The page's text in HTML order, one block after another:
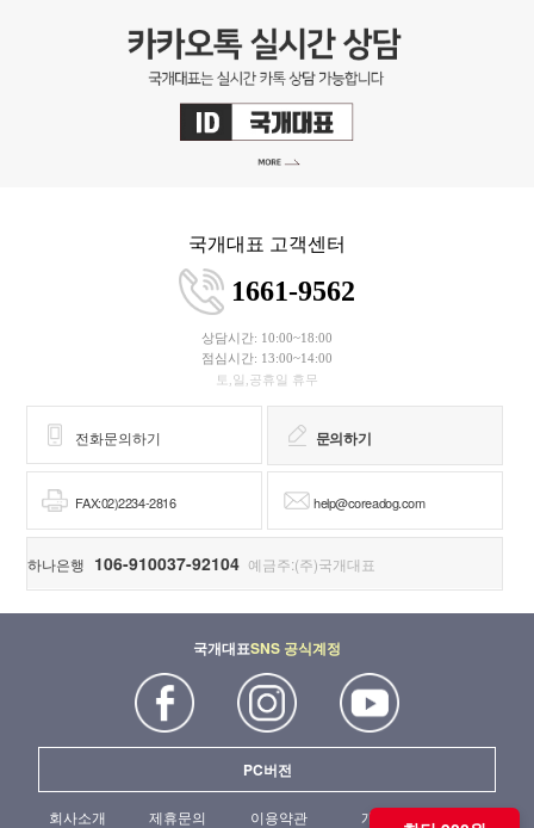
국개대표 고객센터
1661-9562
상담시간: 10:00~18:00
점심시간: 13:00~14:00
토,일,공휴일 휴무
전화문의하기 문의하기
FAX:02)2234-2816 help@coreadog.com
하나은행 106-910037-92104 예금주:(주)국개대표
국개대표SNS 공식계정
PC버전
회사소개 제휴문의 이용약관 개인정보처리방침